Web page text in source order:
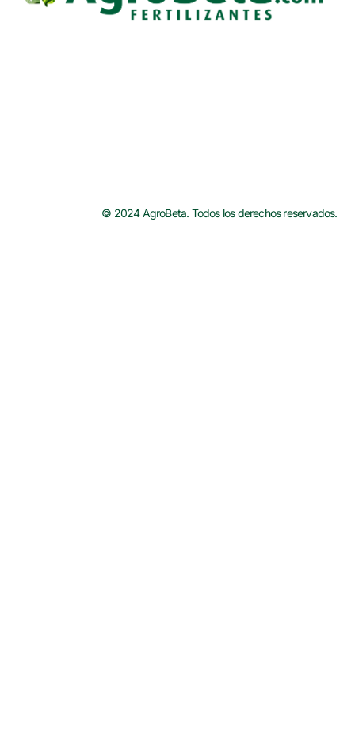
© 2024 AgroBeta. Todos los derechos reservados.